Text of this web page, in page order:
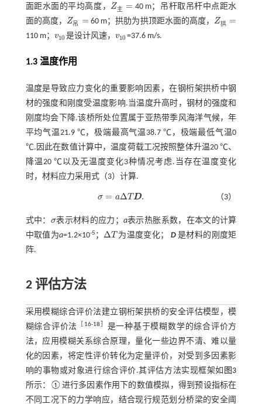
面距水面的平均高度， Z主 =
Z主 =
40 m；吊杆取吊杆中点距水
面的高度，
Z吊 =
Z吊 = 60 m；拱肋为拱顶距水面的高度， Z拱 =
Z拱 =
110 m； v10
v10 是设计风速， v10
v10 =37.6 m/s.
1.3 温度作用
温度是导致应力变化的重要影响因素，在钢桁架拱桥中钢
材的强度和刚度受温度影响.当温度升高时，钢材的强度和
刚度均会下降.该桥所处位置属于亚热带季风海洋气候，年
平均气温21.9 ℃，极端最高气温38.7 ℃，极端最低气温0
℃.因此在数值计算中，温度荷载工况按照整体升温20 ℃、
降温20 ℃以及无温度变化3种情况考虑.当存在温度变化
时，材料应力采用式（3） 计算.
σ = aΔT D.
σ= aΔ TD. （3）
式中： σ
σ表示材料的应力； a表示热胀系数，在本文的计算
中取值为a=1.2×10-5 ；ΔT
ΔT 为温度变化； D是材料的刚度矩
阵.
2 评估方法
采用模糊综合评价法建立钢桁架拱桥的安全评估模型，模
糊综合评价法
16-18
是一种基于模糊数学的综合评价方
法，应用模糊关系综合原理，量化一些边界不清、难以量
化的因素，将定性评价转化为定量评价，对受到多因素影
响的事物或对象进行综合评价.其评估方法实现框架如 图3
所示：①进行多因素作用下的数值模拟，得到预设指标在
不同工况下的力学响应，结合现行规范划分桥梁的安全阈